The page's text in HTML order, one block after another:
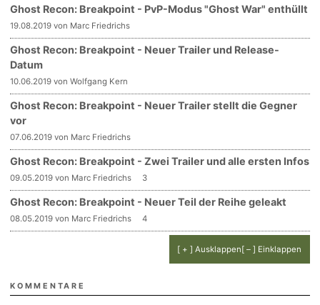
Ghost Recon: Breakpoint - PvP-Modus "Ghost War" enthüllt
19.08.2019 von Marc Friedrichs
Ghost Recon: Breakpoint - Neuer Trailer und Release-
Datum
10.06.2019 von Wolfgang Kern
Ghost Recon: Breakpoint - Neuer Trailer stellt die Gegner
vor
07.06.2019 von Marc Friedrichs
Ghost Recon: Breakpoint - Zwei Trailer und alle ersten Infos
09.05.2019 von Marc Friedrichs 3
Ghost Recon: Breakpoint - Neuer Teil der Reihe geleakt
08.05.2019 von Marc Friedrichs 4
[ + ] Ausklappen[ – ] Einklappen
KOMMENTARE